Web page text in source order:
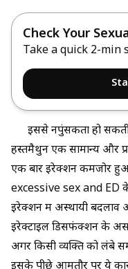
Check Your
Take a quick 2-min
इससे नपुंसकता हो
हस्तमैथुन एक सामान्य और
एक बार इरेक्शन कमजोर
excessive sex and ED
इरेक्शन में अस्थायी
इरेक्टाइल डिसफंक्शन के
अगर किसी व्यक्ति को लंबे